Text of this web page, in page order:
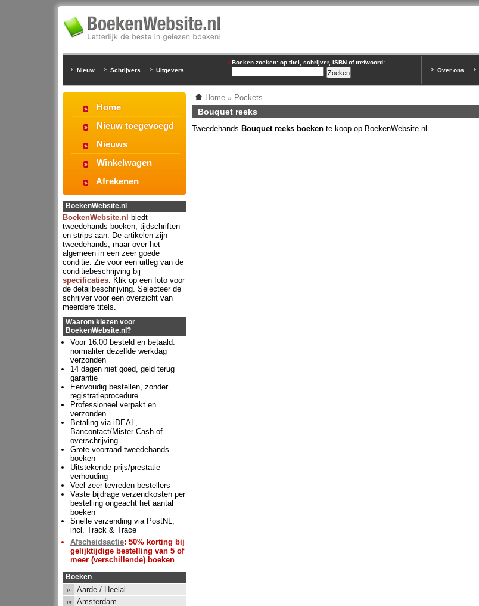
Nieuw Schrijvers Uitgevers
Boeken zoeken: op titel, schrijver, ISBN of trefwoord:
Over ons
Home » Pockets
Bouquet reeks
Tweedehands Bouquet reeks boeken te koop op BoekenWebsite.nl.
Home
Nieuw toegevoegd
Nieuws
Winkelwagen
Afrekenen
BoekenWebsite.nl
BoekenWebsite.nl
biedt
tweedehands boeken, tijdschriften
en strips aan. De artikelen zijn
tweedehands, maar over het
algemeen in een zeer goede
conditie. Zie voor een uitleg van de
conditiebeschrijving bij
specificaties. Klik op een foto voor
de detailbeschrijving. Selecteer de
schrijver voor een overzicht van
meerdere titels.
Waarom kiezen voor
BoekenWebsite.nl?
Voor 16:00 besteld en betaald:
normaliter dezelfde werkdag
verzonden
14 dagen niet goed, geld terug
garantie
Eenvoudig bestellen, zonder
registratieprocedure
Professioneel verpakt en
verzonden
Betaling via iDEAL,
Bancontact/Mister Cash of
overschrijving
Grote voorraad tweedehands
boeken
Uitstekende prijs/prestatie
verhouding
Veel zeer tevreden bestellers
Vaste bijdrage verzendkosten per
bestelling ongeacht het aantal
boeken
Snelle verzending via PostNL,
incl. Track & Trace
Afscheidsactie: 50% korting bij
gelijktijdige bestelling van 5 of
meer (verschillende) boeken
Boeken
Aarde / Heelal
Amsterdam